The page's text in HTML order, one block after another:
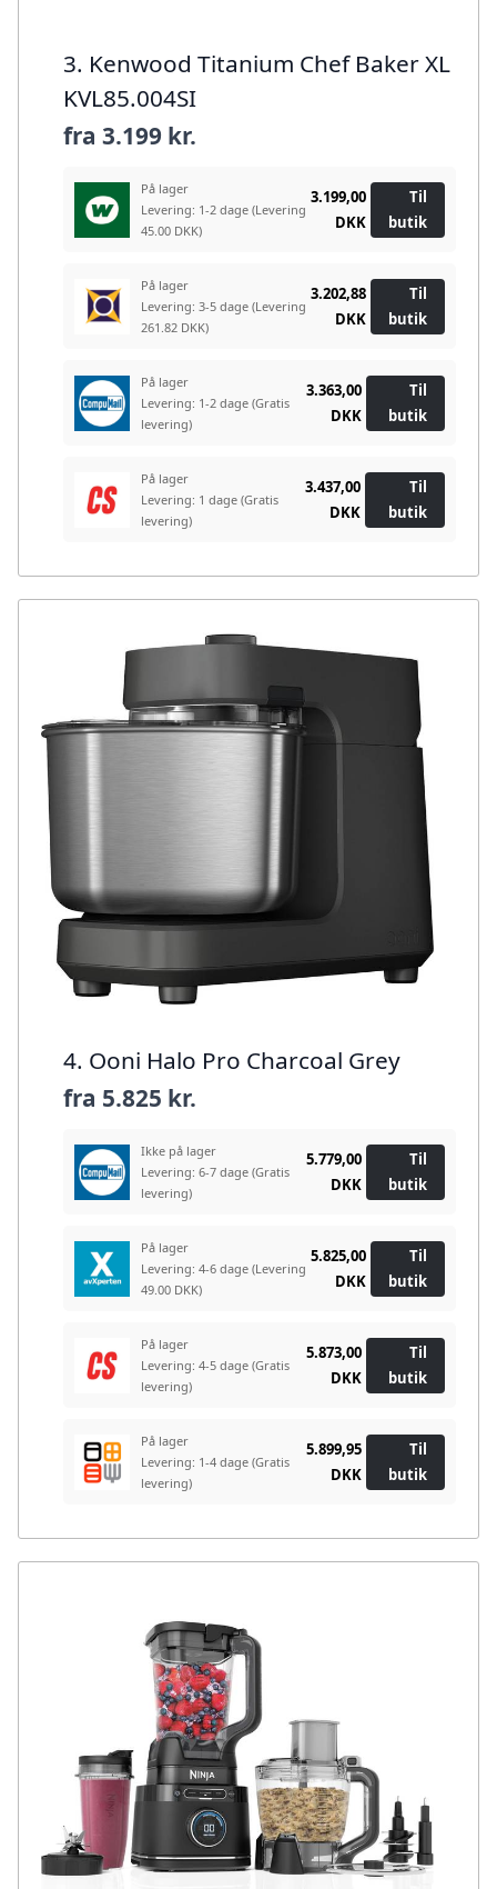
3. Kenwood Titanium Chef Baker XL
KVL85.004SI
fra 3.199 kr.
På lager
Levering: 1-2 dage (Levering
45.00 DKK)
3.199,00
DKK
Til
butik
På lager
Levering: 3-5 dage (Levering
261.82 DKK)
3.202,88
DKK
Til
butik
På lager
Levering: 1-2 dage (Gratis
levering)
3.363,00
DKK
Til
butik
På lager
Levering: 1 dage (Gratis
levering)
3.437,00
DKK
Til
butik
4. Ooni Halo Pro Charcoal Grey
fra 5.825 kr.
Ikke på lager
Levering: 6-7 dage (Gratis
levering)
5.779,00
DKK
Til
butik
På lager
Levering: 4-6 dage (Levering
49.00 DKK)
5.825,00
DKK
Til
butik
På lager
Levering: 4-5 dage (Gratis
levering)
5.873,00
DKK
Til
butik
På lager
Levering: 1-4 dage (Gratis
levering)
5.899,95
DKK
Til
butik